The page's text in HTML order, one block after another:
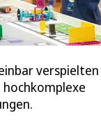
verspielten